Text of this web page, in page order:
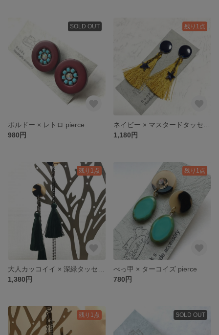
SOLD OUT
ボルドー × レトロ pierce
980円
残り1点
1,180円
残り1点
1,380円
残り1点
べっ甲 × ターコイズ pierce
780円
残り1点 SOLD OUT